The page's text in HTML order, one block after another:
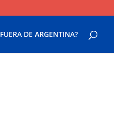
FUERA DE ARGENTINA?